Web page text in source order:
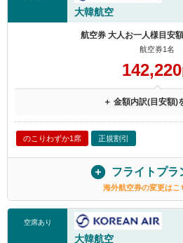
大韓航空
航空券 大人お一人様目安
航空券1名
142,220
＋ 金額内訳(目安額)
のこりわずか1席 正規割引
フライトプラ
海外航空券の変更はこ
空席あり
大韓航空